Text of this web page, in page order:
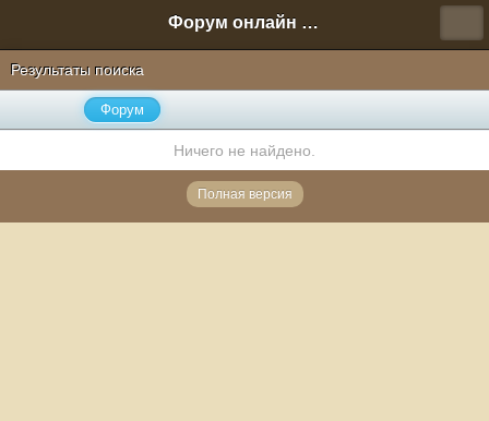
Форум онлайн игры "Новая Эра" (Нюра Биз)
Результаты поиска
Форум
Ничего не найдено.
Полная версия